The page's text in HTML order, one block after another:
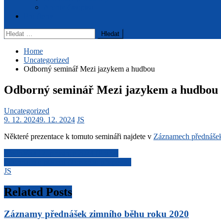
Vyhledávání
Home
Uncategorized
Odborný seminář Mezi jazykem a hudbou
Odborný seminář Mezi jazykem a hudbou
Uncategorized
9. 12. 20249. 12. 2024 JS
Některé prezentace k tomuto semináři najdete v Záznamech
Navigace
pro
JS
Related Posts
Záznamy přednášek zimního běhu roku 2020